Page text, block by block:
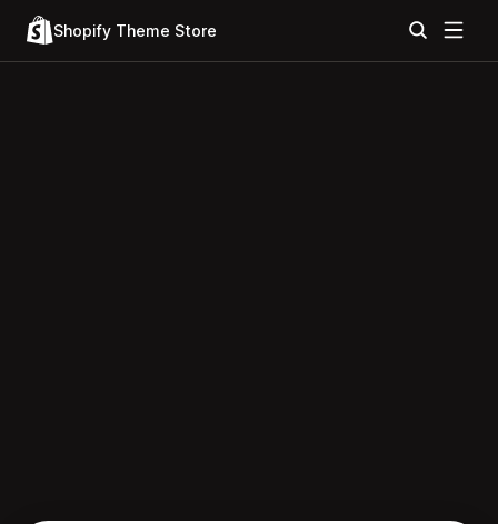
Shopify Theme Store